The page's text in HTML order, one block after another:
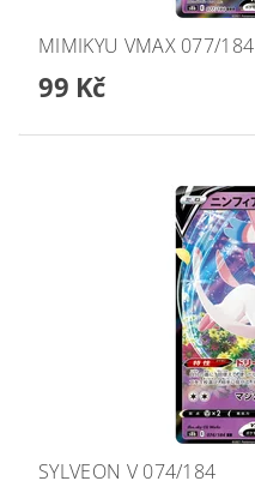
MIMIKYU VMAX 077/184
99 Kč
SYLVEON V 074/184